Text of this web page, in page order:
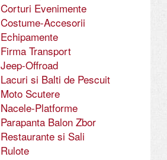
Corturi Evenimente
Costume-Accesorii
Echipamente
Firma Transport
Jeep-Offroad
Lacuri si Balti de Pescuit
Moto Scutere
Nacele-Platforme
Parapanta Balon Zbor
Restaurante si Sali
Rulote